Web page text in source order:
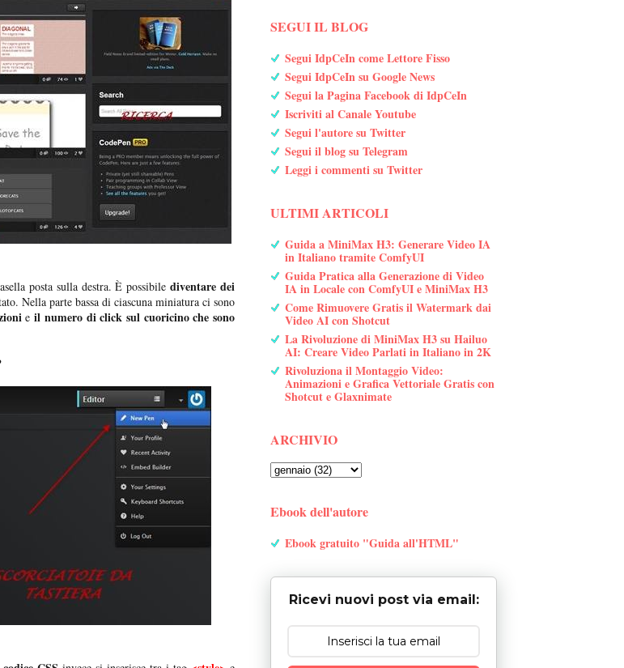
posta sulla destra. È possibilediventare dei
Nella parte bassa di ciascuna miniatura ci sono
eil numero di click sul cuoricino che sono
SEGUI IL BLOG
Segui IdpCeIn come Lettore Fisso
Segui IdpCeIn su Google News
Segui la Pagina Facebook di IdpCeIn
Iscriviti al Canale Youtube
Segui l'autore su Twitter
Segui il blog su Telegram
Leggi i commenti su Twitter
ULTIMI ARTICOLI
Guida a MiniMax H3: Generare Video IA
in Italiano tramite ComfyUI
Guida Pratica alla Generazione di Video
IA in Locale con ComfyUI e MiniMax H3
Come Rimuovere Gratis il Watermark dai
Video AI con Shotcut
La Rivoluzione di MiniMax H3 su Hailuo
AI: Creare Video Parlati in Italiano in 2K
Rivoluziona il Montaggio Video:
Animazioni e Grafica Vettoriale Gratis con
Shotcut e Glaxnimate
ARCHIVIO
Ebook dell'autore
Ebook gratuito "Guida all'HTML"
Ricevi nuovi post via email: